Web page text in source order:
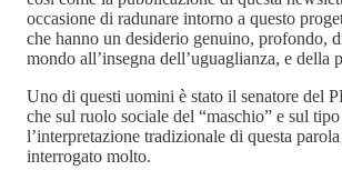
occasione di radunare intorno a questo
che hanno un desiderio genuino, profondo,
mondo all’insegna dell’uguaglianza, e della
Uno di questi uomini è stato il senatore del
che sul ruolo sociale del “maschio” e sul
l’interpretazione tradizionale di questa
interrogato molto.